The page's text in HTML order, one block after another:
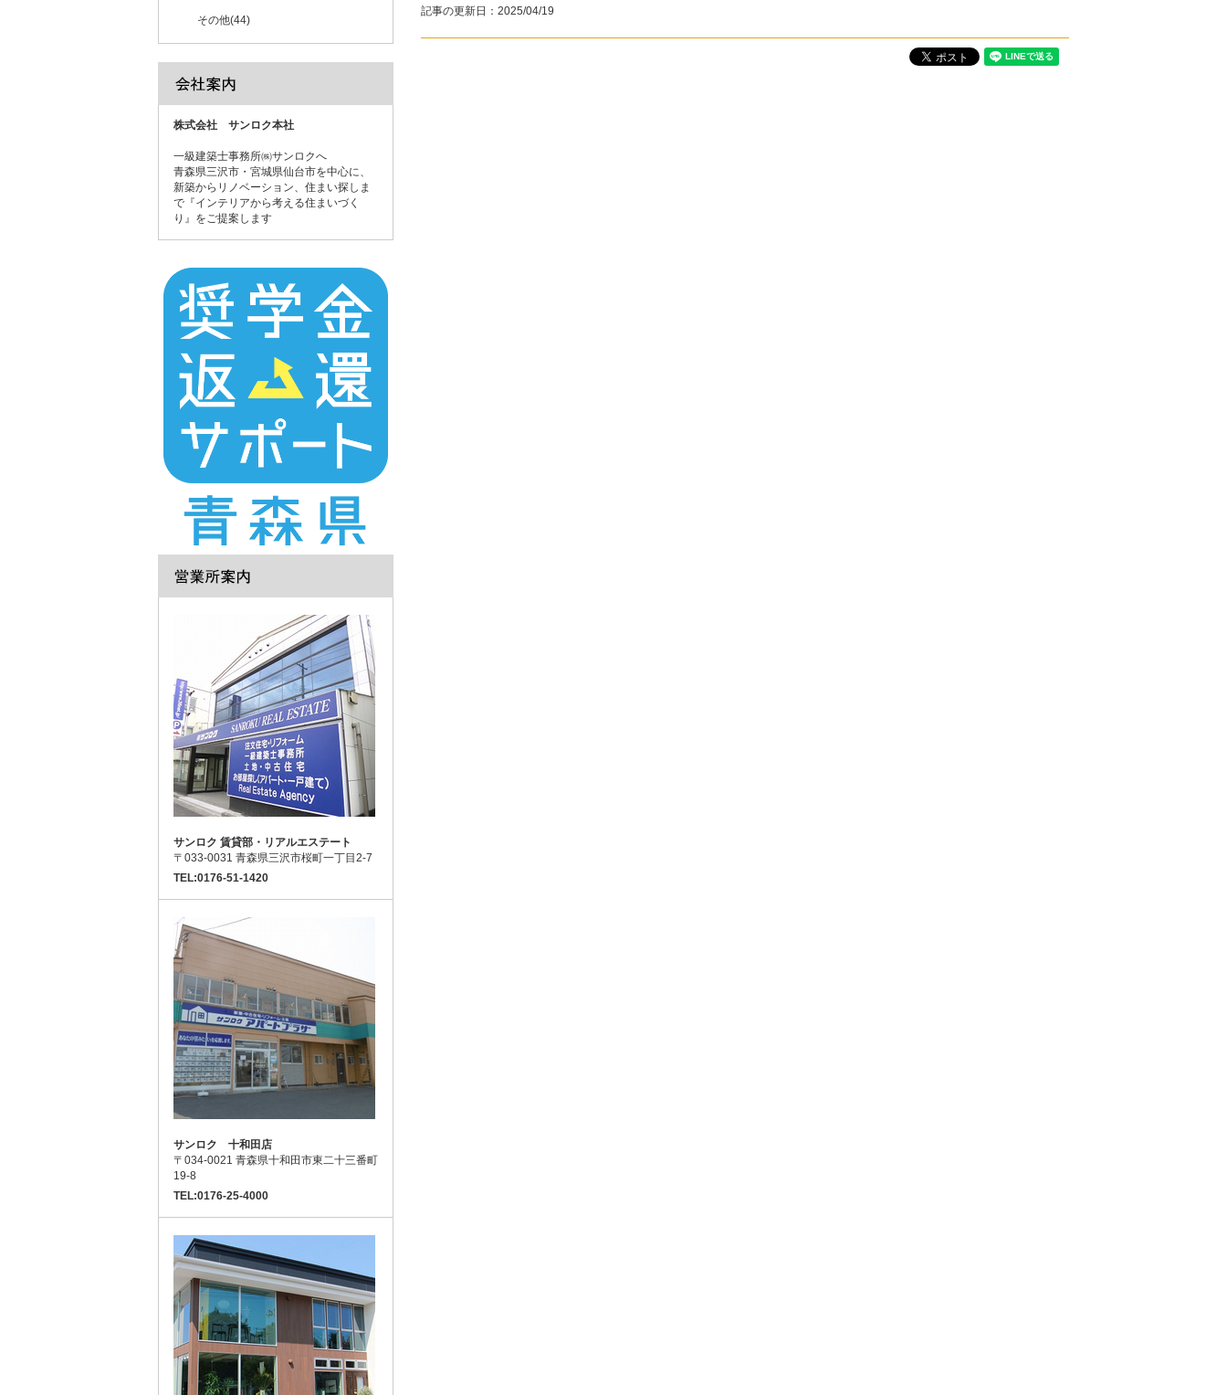
記事の更新日： 2025/04/19
その他(44)
株式会社 サンロク本社
一級建築士事務所㈱サンロクへ
青森県三沢市・宮城県仙台市を中心に、
新築からリノベーション、住まい探しま
で『インテリアから考える住まいづく
り』をご提案します
サンロク 賃貸部・リアルエステート
〒033-0031 青森県三沢市桜町一丁目2-7
TEL:0176-51-1420
サンロク 十和田店
〒034-0021 青森県十和田市東二十三番町
19-8
TEL:0176-25-4000